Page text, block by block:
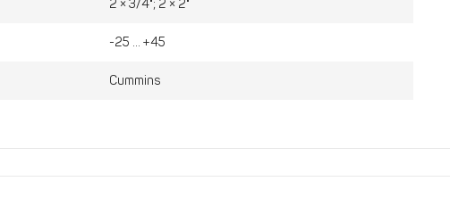
2 × 3/4"; 2 × 2"
-25 ... +45
Cummins